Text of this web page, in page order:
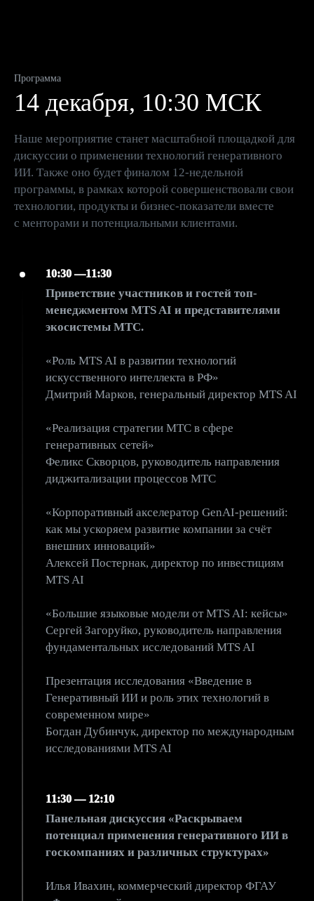
Программа
14 декабря, 10:30 МСК
Наше мероприятие станет масштабной площадкой для
дискуссии о применении технологий генеративного
ИИ. Также оно будет финалом 12-недельной
программы, в рамках которой совершенствовали свои
технологии, продукты и бизнес-показатели вместе
с менторами и потенциальными клиентами.
10:30 —11:30
Приветствие участников и гостей топ-
менеджментом MTS AI и представителями
экосистемы МТС.
«Роль MTS AI в развитии технологий
искусственного интеллекта в РФ»
Дмитрий Марков, генеральный директор MTS AI
«Реализация стратегии МТС в сфере
генеративных сетей»
Феликс Скворцов, руководитель направления
диджитализации процессов МТС
«Корпоративный акселератор GenAI-решений:
как мы ускоряем развитие компании за счёт
внешних инноваций»
Алексей Постернак, директор по инвестициям
MTS AI
«Большие языковые модели от MTS AI: кейсы»
Сергей Загоруйко, руководитель направления
фундаментальных исследований MTS AI
Презентация исследования «Введение в
Генеративный ИИ и роль этих технологий в
современном мире»
Богдан Дубинчук, директор по международным
исследованиями MTS AI
11:30 — 12:10
Панельная дискуссия «Раскрываем
потенциал применения генеративного ИИ в
госкомпаниях и различных структурах»
Илья Ивахин, коммерческий директор ФГАУ